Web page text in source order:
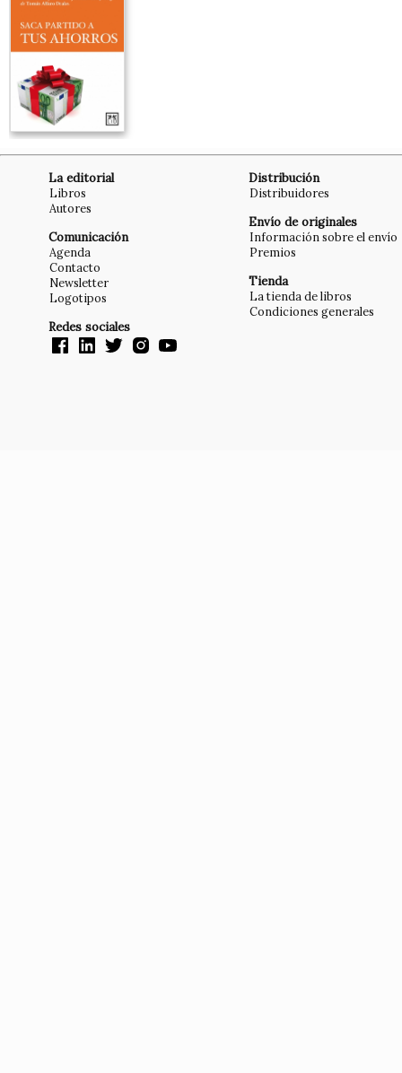
La editorial
Libros
Autores
Comunicación
Agenda
Contacto
Newsletter
Logotipos
Redes sociales
Distribución
Distribuidores
Envío de originales
Información sobre el envío
Premios
Tienda
La tienda de libros
Condiciones generales